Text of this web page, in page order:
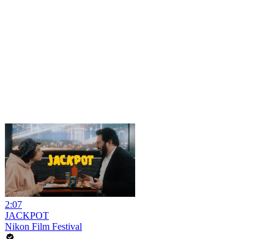
2:07
JACKPOT
Nikon Film Festival